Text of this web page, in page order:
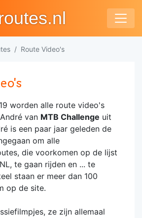
Route Video's
worden alle route video's
van MTB Challenge uit
is een paar jaar geleden de
om alle
die voorkomen op de lijst
te gaan rijden en ... te
staan er meer dan 100
op de site.
ze zijn allemaal